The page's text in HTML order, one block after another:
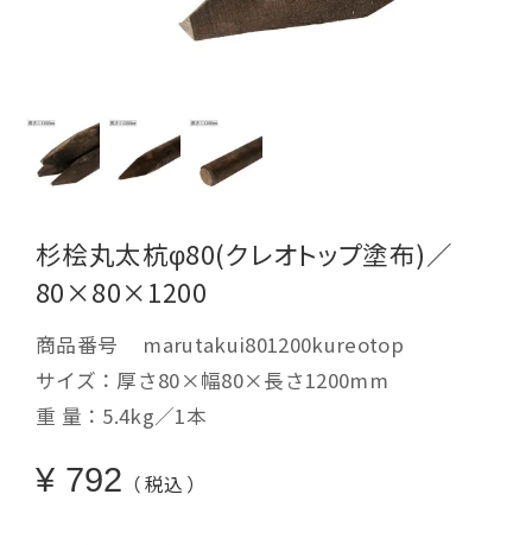
杉桧丸太杭φ80(クレオトップ塗布)／
80×80×1200
商品番号
marutakui801200kureotop
サイズ：厚さ80×幅80×長さ1200mm
重 量：5.4kg／1本
¥ 792 税込